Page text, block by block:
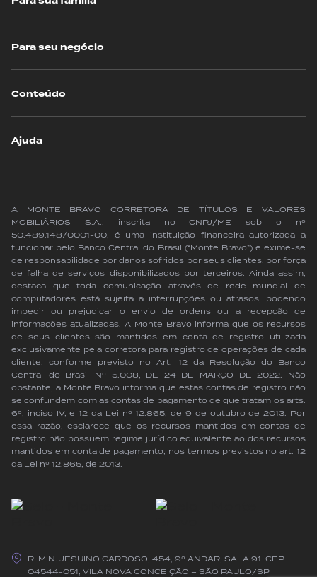
Para seu negócio
Conteúdo
Ajuda
A MONTE BRAVO CORRETORA DE TÍTULOS E VALORES
MOBILIÁRIOS S.A., inscrita no CNPJ/ME sob o nº
50.489.148/0001-00, é uma instituição financeira autorizada a
funcionar pelo Banco Central do Brasil (“Monte Bravo”) e exime-se
de responsabilidade por danos sofridos por seus clientes, por força
de falha de serviços disponibilizados por terceiros. Ainda assim,
destaca que toda comunicação através de rede mundial de
computadores está sujeita a interrupções ou atrasos, podendo
impedir ou prejudicar o envio de ordens ou a recepção de
informações atualizadas. A Monte Bravo informa que os recursos
de seus clientes são mantidos em conta de registro utilizada
exclusivamente pela corretora para registro de operações de cada
cliente, conforme previsto no Art. 12 da Resolução do Banco
Central do Brasil Nº 5.008, DE 24 DE MARÇO DE 2022. Não
obstante, a Monte Bravo informa que estas contas de registro não
se confundem com as contas de pagamento de que tratam os arts.
6º, inciso IV, e 12 da Lei nº 12.865, de 9 de outubro de 2013. Por
essa razão, esclarece que os recursos mantidos em contas de
registro não possuem regime jurídico equivalente ao dos recursos
mantidos em conta de pagamento, nos termos previstos no art. 12
da Lei nº 12.865, de 2013.
R. MIN. JESUINO CARDOSO, 454, 9º ANDAR, SALA 91 CEP
04544-051, VILA NOVA CONCEIÇÃO – SÃO PAULO/SP